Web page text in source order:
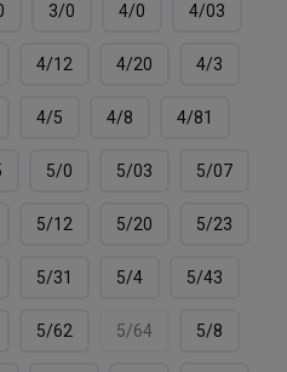
3/0 4/0 4/03
4/12 4/20 4/3
4/5 4/8 4/81
5/0 5/03 5/07
5/12 5/20 5/23
5/31 5/4 5/43
5/62 5/64 5/8